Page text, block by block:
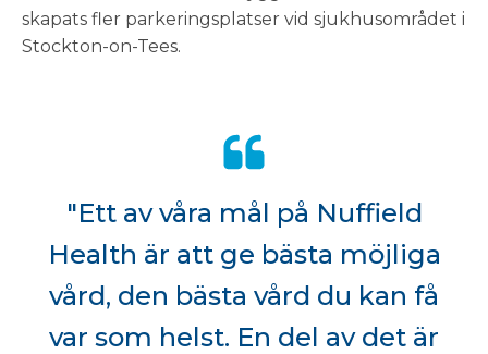
skapats fler parkeringsplatser vid sjukhusområdet i
Stockton-on-Tees.
"Ett av våra mål på Nuffield
Health är att ge bästa möjliga
vård, den bästa vård du kan få
var som helst. En del av det är